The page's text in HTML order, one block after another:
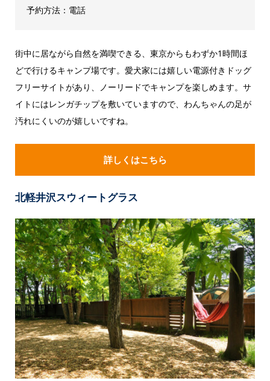
予約方法：電話
街中に居ながら自然を満喫できる、東京からもわずか1時間ほ
どで行けるキャンプ場です。愛犬家には嬉しい電源付きドッグ
フリーサイトがあり、ノーリードでキャンプを楽しめます。サ
イトにはレンガチップを敷いていますので、わんちゃんの足が
汚れにくいのが嬉しいですね。
詳しくはこちら
北軽井沢スウィートグラス